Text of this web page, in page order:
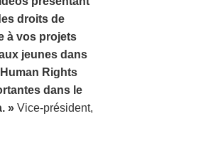
droits de
à vos projets
jeunes dans
Rights
dans le
» Vice-président,